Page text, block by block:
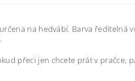
na hedvábí. Barva
přeci jen chcete prát v pračce,